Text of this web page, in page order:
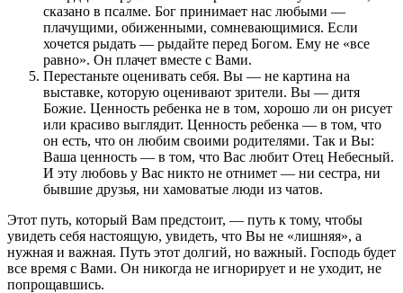
сказано в псалме. Бог принимает нас любыми —
плачущими, обиженными, сомневающимися. Если
хочется рыдать — рыдайте перед Богом. Ему не «все
равно». Он плачет вместе с Вами.
Перестаньте оценивать себя. Вы — не картина на
выставке, которую оценивают зрители. Вы — дитя
Божие. Ценность ребенка не в том, хорошо ли он рисует
или красиво выглядит. Ценность ребенка — в том, что
он есть, что он любим своими родителями. Так и Вы:
Ваша ценность — в том, что Вас любит Отец Небесный.
И эту любовь у Вас никто не отнимет — ни сестра, ни
бывшие друзья, ни хамоватые люди из чатов.
Этот путь, который Вам предстоит, — путь к тому, чтобы
увидеть себя настоящую, увидеть, что Вы не «лишняя», а
нужная и важная. Путь этот долгий, но важный. Господь будет
все время с Вами. Он никогда не игнорирует и не уходит, не
попрощавшись.